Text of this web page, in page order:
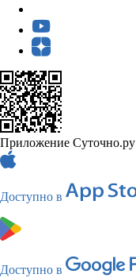
Приложение Суточно.ру
Доступно в
Доступно в